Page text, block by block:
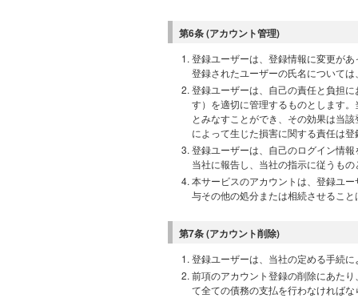
第6条 (アカウント管理)
登録ユーザーは、登録情報に変更が
登録されたユーザーの氏名について
登録ユーザーは、自己の責任と負担
す）を適切に管理するものとします
とみなすことができ、その効果は当
によって生じた損害に関する責任は
登録ユーザーは、自己のログイン情
当社に報告し、当社の指示に従うも
本サービスのアカウントは、登録ユ
与その他の処分または相続させるこ
第7条 (アカウント削除)
登録ユーザーは、当社の定める手続
前項のアカウント登録の削除にあた
て全ての債務の支払を行わなければ